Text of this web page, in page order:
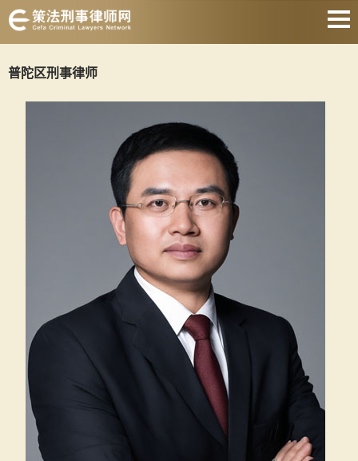
著名刑事律师
刑事律师收费
静安刑事律师
关于我们
普陀区刑事律师